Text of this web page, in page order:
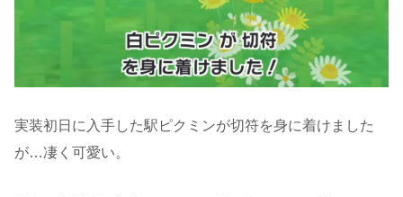
実装初日に入手した駅ピクミンが切符を身に着けました
が…凄く可愛い。